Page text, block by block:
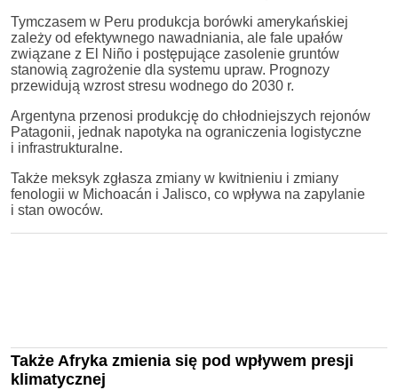
Tymczasem w Peru produkcja borówki amerykańskiej
zależy od efektywnego nawadniania, ale fale upałów
związane z El Niño i postępujące zasolenie gruntów
stanowią zagrożenie dla systemu upraw. Prognozy
przewidują wzrost stresu wodnego do 2030 r.
Argentyna przenosi produkcję do chłodniejszych rejonów
Patagonii, jednak napotyka na ograniczenia logistyczne
i infrastrukturalne.
Także meksyk zgłasza zmiany w kwitnieniu i zmiany
fenologii w Michoacán i Jalisco, co wpływa na zapylanie
i stan owoców.
Także Afryka zmienia się pod wpływem presji
klimatycznej